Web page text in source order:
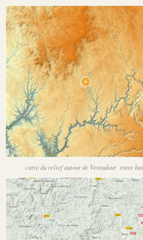
carte du relief autour de Ventadour entre